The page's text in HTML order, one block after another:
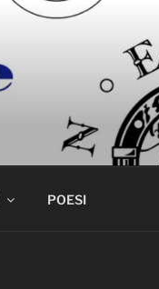
POESI